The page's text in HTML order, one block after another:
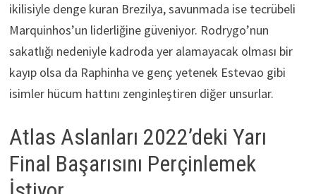
ikilisiyle denge kuran Brezilya, savunmada ise tecrübeli
Marquinhos’un liderliğine güveniyor. Rodrygo’nun
sakatlığı nedeniyle kadroda yer alamayacak olması bir
kayıp olsa da Raphinha ve genç yetenek Estevao gibi
isimler hücum hattını zenginleştiren diğer unsurlar.
Atlas Aslanları 2022’deki Yarı
Final Başarısını Perçinlemek